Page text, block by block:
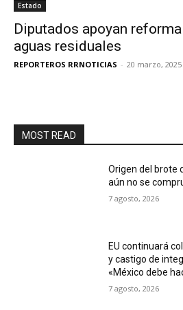
Estado
Diputados apoyan
aguas residuales
REPORTEROS RRNOTICIAS - 20 marzo, 2025
MOST READ
Origen del brote
aún no se
7 agosto, 2026
EU continuará
y castigo de
«México debe
7 agosto, 2026